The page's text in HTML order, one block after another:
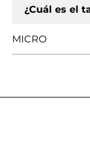
¿Cuál es el
MICRO